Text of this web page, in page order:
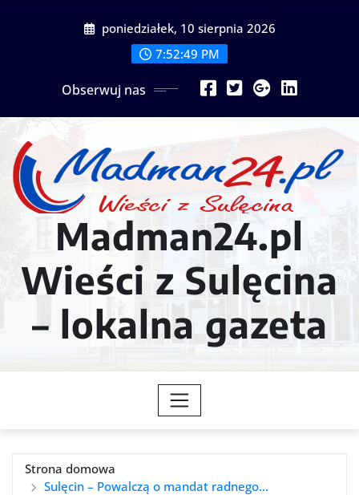
poniedziałek, 10 sierpnia 2026
7:52:52 PM
Obserwuj nas
Madman24.pl
Wieści z Sulęcina
– lokalna gazeta
Strona domowa
Sulęcin – Powalczą o mandat radnego…